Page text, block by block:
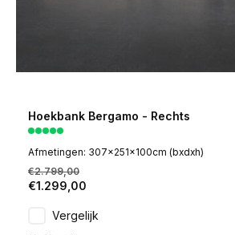
Hoekbank Bergamo - Rechts
Afmetingen: 307x251x100cm (bxdxh)
€2.799,00
€1.299,00
Vergelijk